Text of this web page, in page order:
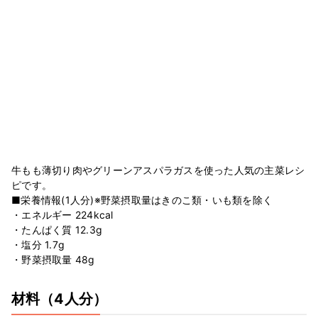
牛もも薄切り肉やグリーンアスパラガスを使った人気の主菜レシ
ピです。
■栄養情報(1人分)※野菜摂取量はきのこ類・いも類を除く
・エネルギー 224kcal
・たんぱく質 12.3g
・塩分 1.7g
・野菜摂取量 48g
材料（4人分）